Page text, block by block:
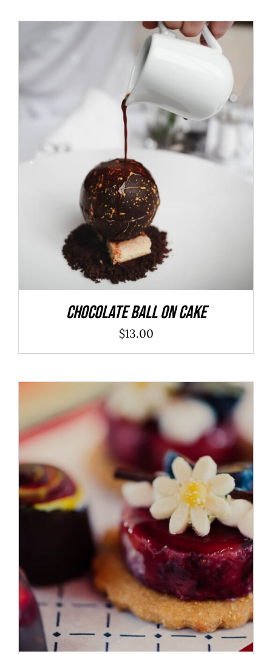
ADD TO CART DÉTAILS
Chocolate Ball On Cake
$13.00
ADD TO CART / DÉTAILS